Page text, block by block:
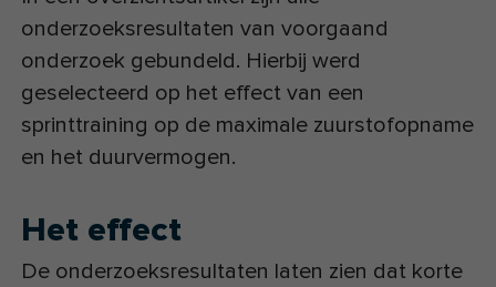
onderzoeksresultaten van voorgaand
onderzoek gebundeld. Hierbij werd
geselecteerd op het effect van een
sprinttraining op de maximale zuurstofopname
en het duurvermogen.
Het effect
De onderzoeksresultaten laten zien dat korte